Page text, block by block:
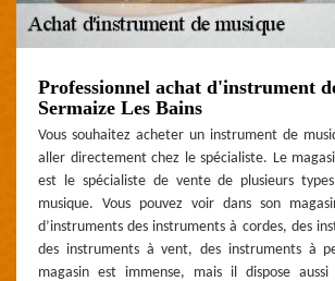
Professionnel achat d'instrument
Sermaize Les Bains
Vous souhaitez acheter un instrument de
aller directement chez le spécialiste. Le
est le spécialiste de vente de plusieurs
musique. Vous pouvez voir dans son
d’instruments des instruments à cordes, des
des instruments à vent, des instruments à
magasin est immense, mais il dispose